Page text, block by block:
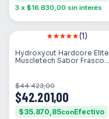
3 x $16.830,00 sin interés
SIN STOCK (1)
Hydroxycut Hardcore Elite
Muscletech Sabor Frasco
$42.201,00
$44.423,00
$35.870,85con